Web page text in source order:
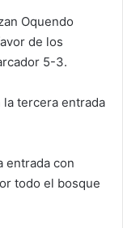
Oquendo
de los
5-3.
la tercera entrada
entrada con
todo el bosque